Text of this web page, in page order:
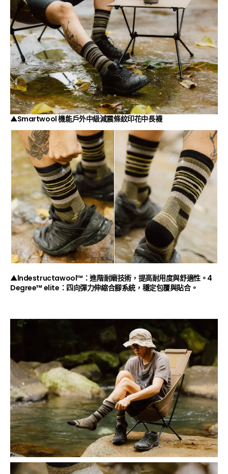
▲Smartwool 機能戶外中級減震條紋印花中長襪
▲lndestructawool™：進階耐磨技術，提高耐用度與舒適性。4
Degree™ elite：四向彈力伸縮合腳系統，穩定包覆與貼合。